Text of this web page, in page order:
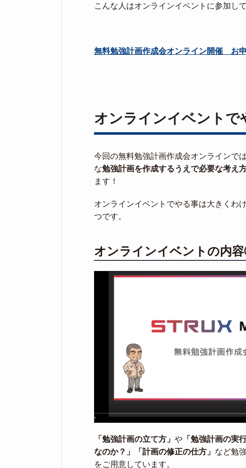
こんな人はオンラインイベントに参加して
無料勉強計画作成会オンライン開催 お
オンラインイベントで
今回の無料勉強計画作成会オンラインで
な勉強計画を作成するうえで必要な考え
ます！
オンラインイベントでやる事は大きくわ
つです。
オンラインイベントの内
「勉強計画の立て方」 や 「勉強計画の実
なのか？」
「計画の修正の仕方」 など勉
をご用意しています。